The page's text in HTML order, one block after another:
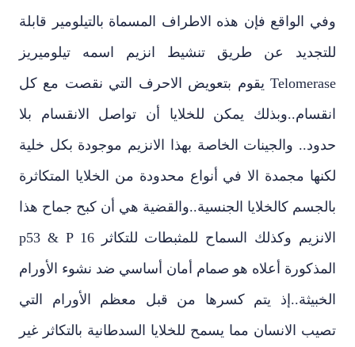
وفي الواقع فإن هذه الاطراف المسماة بالتيلومير قابلة
للتجديد عن طريق تنشيط انزيم اسمه تيلوميريز
Telomerase يقوم بتعويض الاحرف التي نقصت مع كل
انقسام..وبذلك يمكن للخلايا أن تواصل الانقسام بلا
حدود.. والجينات الخاصة بهذا الانزيم موجودة بكل خلية
لكنها مجمدة الا في أنواع محدودة من الخلايا المتكاثرة
بالجسم كالخلايا الجنسية..والقضية هي أن كبح جماح هذا
الانزيم وكذلك السماح للمثبطات للتكاثر p53 & P 16
المذكورة أعلاه هو صمام أمان أساسي ضد نشوء الأورام
الخبيثة..إذ يتم كسرها من قبل معظم الأورام التي
تصيب الانسان مما يسمح للخلايا السدطانية بالتكاثر غير